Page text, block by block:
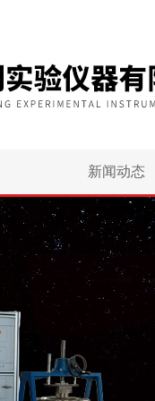
新闻动态